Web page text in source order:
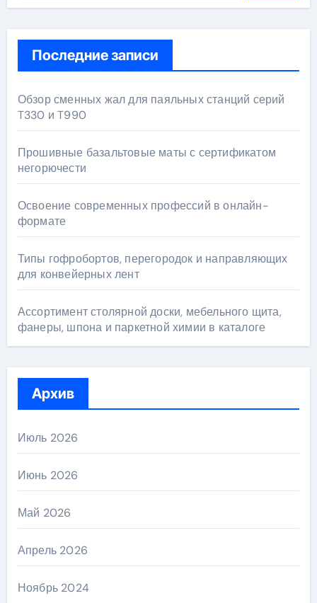
Последние записи
Обзор сменных жал для паяльных станций серий
T330 и T990
Прошивные базальтовые маты с сертификатом
негорючести
Освоение современных профессий в онлайн-
формате
Типы гофробортов, перегородок и направляющих
для конвейерных лент
Ассортимент столярной доски, мебельного щита,
фанеры, шпона и паркетной химии в каталоге
Архив
Июль 2026
Июнь 2026
Май 2026
Апрель 2026
Ноябрь 2024